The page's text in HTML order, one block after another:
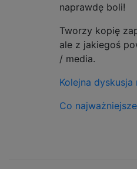
naprawdę boli!
Tworzy kopię
ale z jakiegoś
/ media.
Kolejna dyskusja
Co